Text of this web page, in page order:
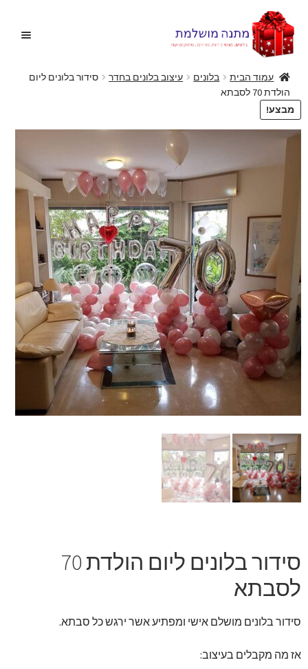
דלג
לניווט
לדלג
לתוכן
בית
הילד
מתנות מקוריות
הרחב
מתנות ליולדת
הילד
פרחים
זר מתוק
בלונים בראשון לציון
מתנות בראשון לציון
תשלום
מחירון משלוחי בלונים
עמוד הבית בלונים עיצוב בלונים בחדר
סידור בלונים ליום
הולדת 70 לסבתא
מבצע!
סידור בלונים ליום הולדת 70
לסבתא
סידור בלונים מושלם אישי ומפתיע אשר ירגש כל סבתא.
אז מה מקבלים בעיצוב: